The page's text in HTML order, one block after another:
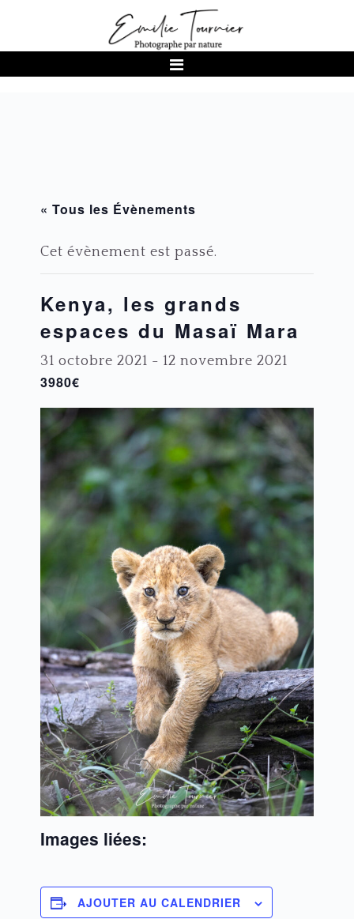
navigation
principal
de
« Tous les Évènements
Cet évènement est passé.
Kenya, les grands
espaces du Masaï Mara
31 octobre 2021 -12 novembre 2021
3980€
Images liées:
AJOUTER AU CALENDRIER